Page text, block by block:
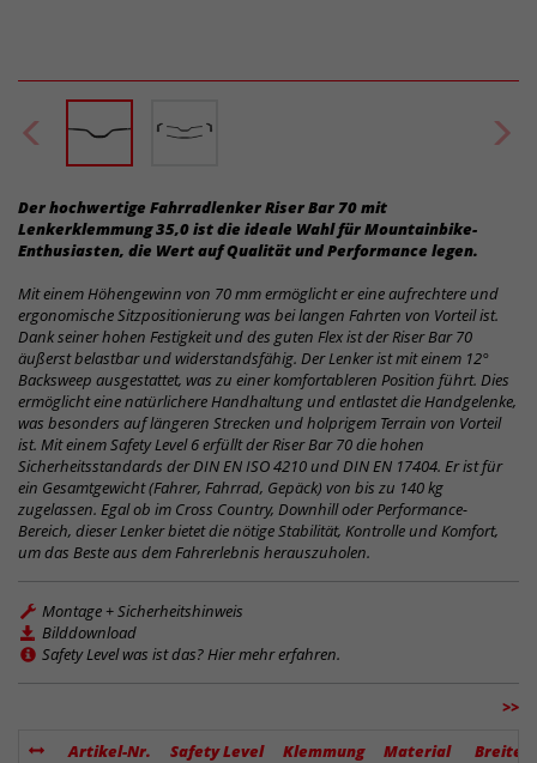
Der hochwertige Fahrradlenker Riser Bar 70 mit
Lenkerklemmung 35,0 ist die ideale Wahl für Mountainbike-
Enthusiasten, die Wert auf Qualität und Performance legen.
Mit einem Höhengewinn von 70 mm ermöglicht er eine aufrechtere und
ergonomische Sitzpositionierung was bei langen Fahrten von Vorteil ist.
Dank seiner hohen Festigkeit und des guten Flex ist der Riser Bar 70
äußerst belastbar und widerstandsfähig. Der Lenker ist mit einem 12°
Backsweep ausgestattet, was zu einer komfortableren Position führt. Dies
ermöglicht eine natürlichere Handhaltung und entlastet die Handgelenke,
was besonders auf längeren Strecken und holprigem Terrain von Vorteil
ist. Mit einem Safety Level 6 erfüllt der Riser Bar 70 die hohen
Sicherheitsstandards der DIN EN ISO 4210 und DIN EN 17404. Er ist für
ein Gesamtgewicht (Fahrer, Fahrrad, Gepäck) von bis zu 140 kg
zugelassen. Egal ob im Cross Country, Downhill oder Performance-
Bereich, dieser Lenker bietet die nötige Stabilität, Kontrolle und Komfort,
um das Beste aus dem Fahrerlebnis herauszuholen.
Montage + Sicherheitshinweis
Bilddownload
Safety Level was ist das? Hier mehr erfahren.
>>
Artikel-Nr. Safety Level Klemmung Material
Breite